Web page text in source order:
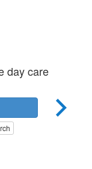
day care